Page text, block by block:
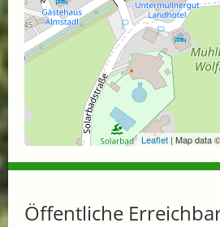
Leaflet | Map data ©
Öffentliche